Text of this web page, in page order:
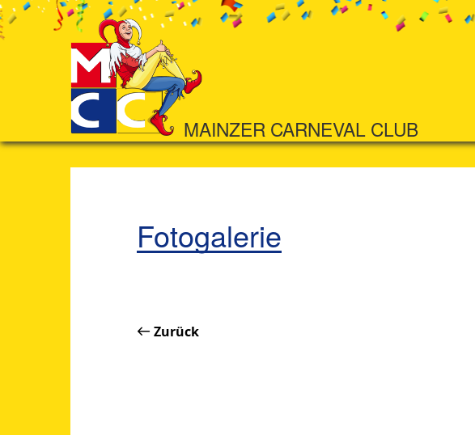
MAINZER CARNEVAL CLUB
Fotogalerie
Zurück